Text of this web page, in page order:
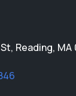
Reading, MA